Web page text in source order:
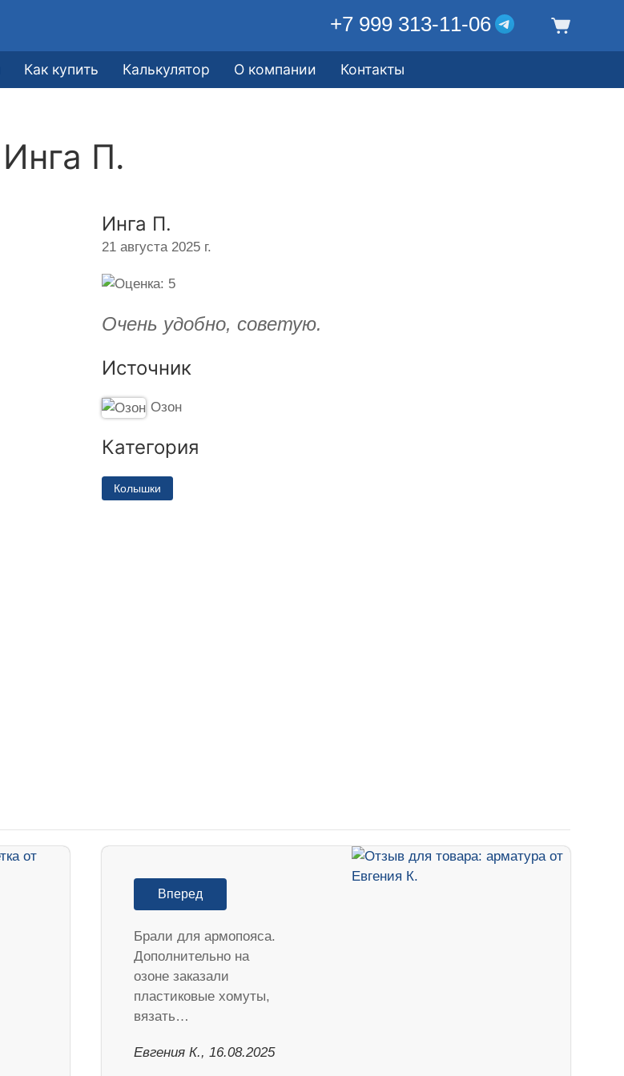
+7 999 313-11-06
Как купить Калькулятор О компании Контакты
Инга П.
Инга П.
21 августа 2025 г.
Очень удобно, советую.
Источник
Озон
Категория
Колышки
Вперед
Брали для армопояса.
Дополнительно на
озоне заказали
пластиковые хомуты,
вязать…
Евгения К., 16.08.2025